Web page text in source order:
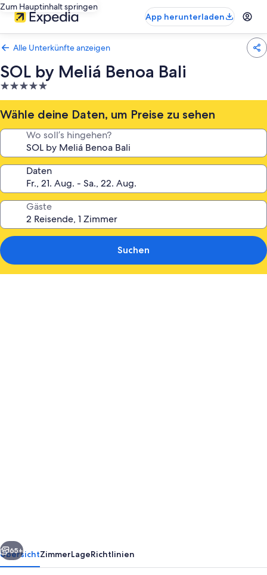
Zum Hauptinhalt springen
App herunterladen
Alle Unterkünfte anzeigen
SOL by Meliá Benoa Bali
5.0-
Sterne-
Unterkunft
Wähle deine Daten, um Preise zu sehen
Wo soll’s hingehen?
Daten
Gäste
Suchen
Weiter
65+
ÜbersichtZimmerLageRichtlinien